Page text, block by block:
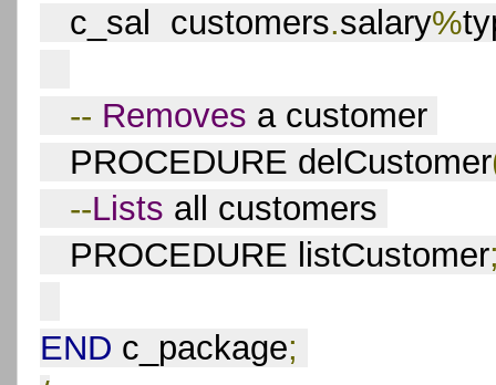
c_sal  customers.salary%
-- Removes a customer
PROCEDURE delCustomer
--Lists all customers
PROCEDURE listCustomer
END c_package;